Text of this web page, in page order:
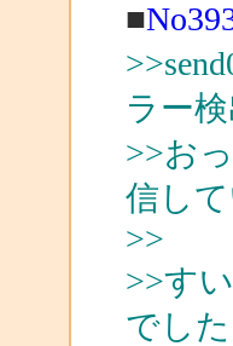
■
ラー
>>お
信し
>>
>>す
でした